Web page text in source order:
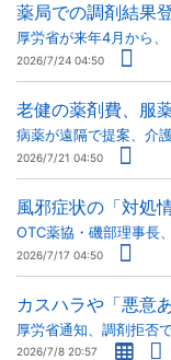
薬局での調剤結果
厚労省が来年4月から
2026/7/24 04:50
老健の薬剤費、服
病薬が遠隔で提案、介
2026/7/21 04:50
風邪症状の「対処
OTC薬協・磯部理事長
2026/7/17 04:50
カスハラや「悪意
厚労省通知、調剤拒否
2026/7/8 20:57